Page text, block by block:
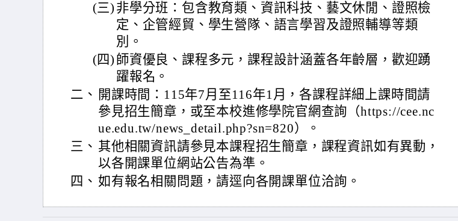
(三) 非學分班：包含教育類、資訊科技、藝文休閒、證照檢
定、企管經貿、學生營隊、語言學習及證照輔導等類
別。
(四) 師資優良、課程多元，課程設計涵蓋各年齡層，歡迎踴
躍報名。
二、 開課時間：115年7月至116年1月，各課程詳細上課時間請
參見招生簡章，或至本校進修學院官網查詢（https://cee.nc
ue.edu.tw/news_detail.php?sn=820）。
三、 其他相關資訊請參見本課程招生簡章，課程資訊如有異動，
以各開課單位網站公告為準。
四、 如有報名相關問題，請逕向各開課單位洽詢。